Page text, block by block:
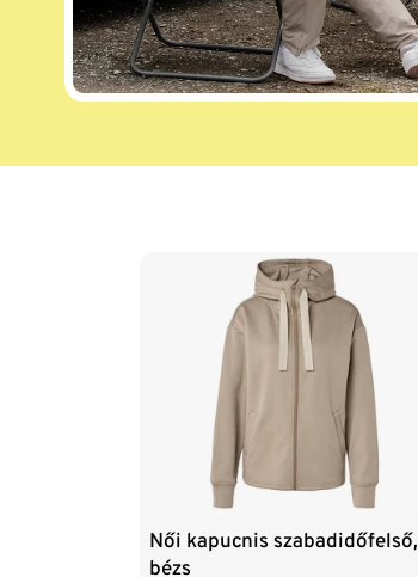
Női kapucnis szabadidőfelső,
bézs